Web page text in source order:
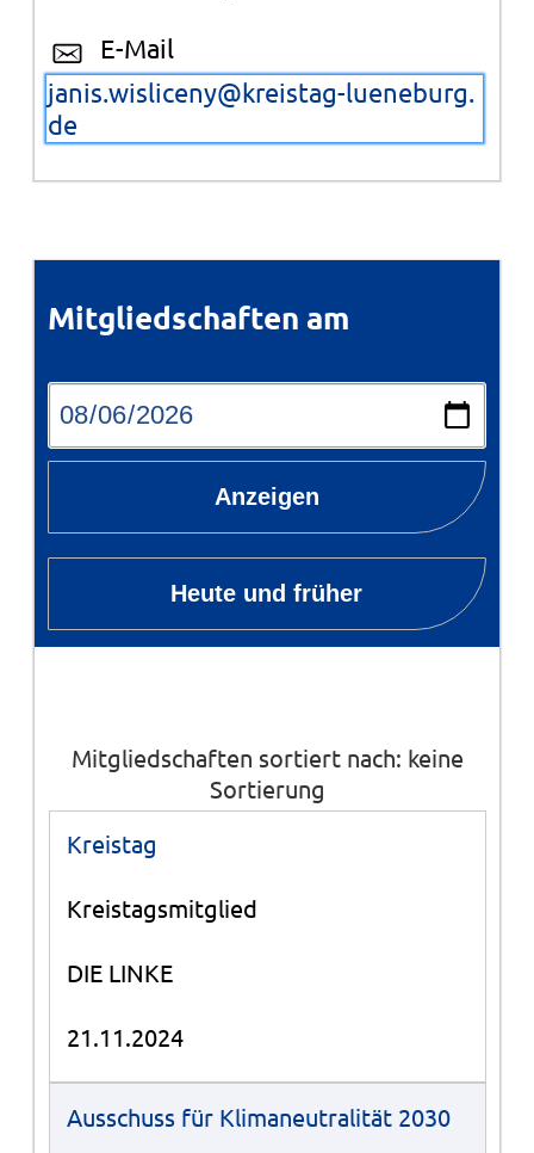
E-Mail
janis.wisliceny@kreistag-lueneburg.
de
Mitgliedschaften am
Anzeigen
Heute und früher
Mitgliedschaften sortiert nach: keine
Sortierung
Kreistag
Kreistagsmitglied
DIE LINKE
21.11.2024
Ausschuss für Klimaneutralität 2030